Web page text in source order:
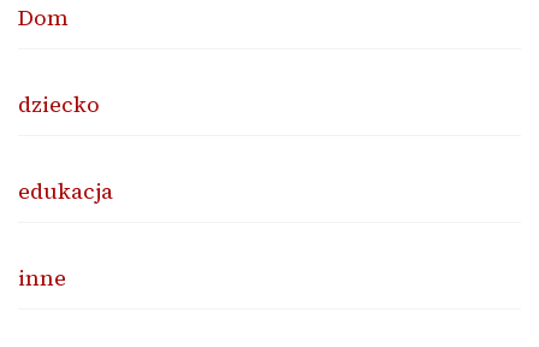
Dom
dziecko
edukacja
inne